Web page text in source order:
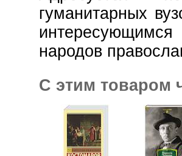
гуманитарных
народов
С этим товаром